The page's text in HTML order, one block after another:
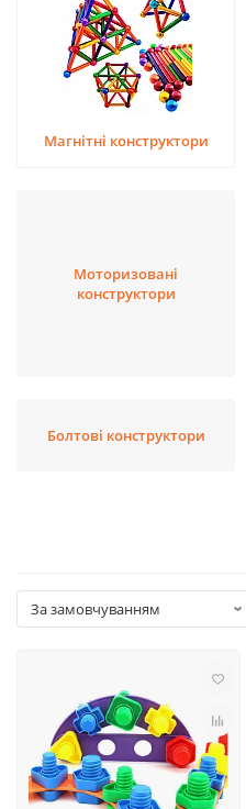
Магнітні конструктори
Моторизовані
конструктори
Болтові конструктори